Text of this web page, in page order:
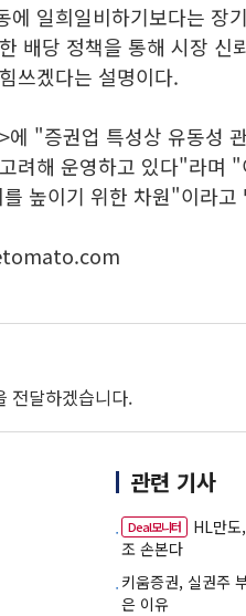
에 일희일비하기보다는 장
배당 정책을 통해 시장 신
쓰겠다는 설명이다.
에 "증권업 특성상 유동성
려해 운영하고 있다"라며
높이기 위한 차원"이라고
전달하겠습니다.
관련 기사
Deal모니터
HL만
조 손본다
키움증권, 실권주
은 이유